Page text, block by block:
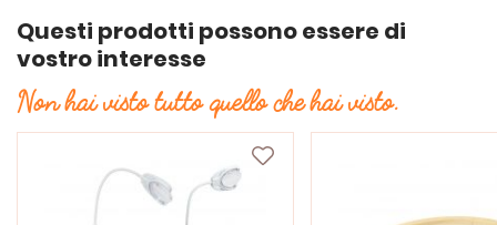
Questi prodotti possono essere di
vostro interesse
Non hai visto tutto quello che hai visto.